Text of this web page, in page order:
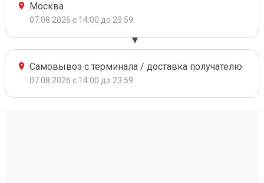
Москва
07.08.2026 с 14:00 до 23:59
Самовывоз с терминала / доставка получателю
07.08.2026 с 14:00 до 23:59